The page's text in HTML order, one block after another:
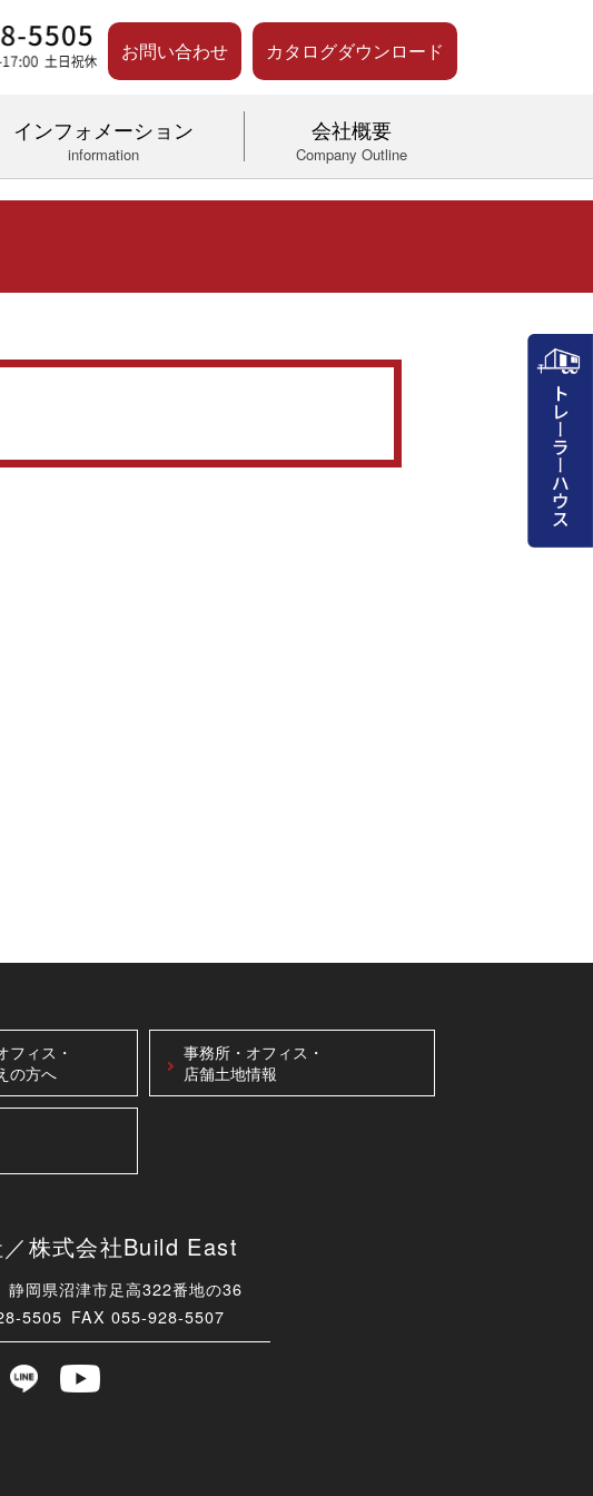
お問い合わせ カタログダウンロード
インフォメーション
information
会社概要
Company Outline
フィス・
の方へ
事務所・オフィス・
店舗土地情報
株式会社Build East
岡県沼津市足高322番地の36
5505 FAX 055-928-5507